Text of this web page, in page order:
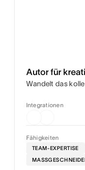
Autor für
Wandelt das
Fähigkeiten
TEAM-EXPERTISE
Integrationen